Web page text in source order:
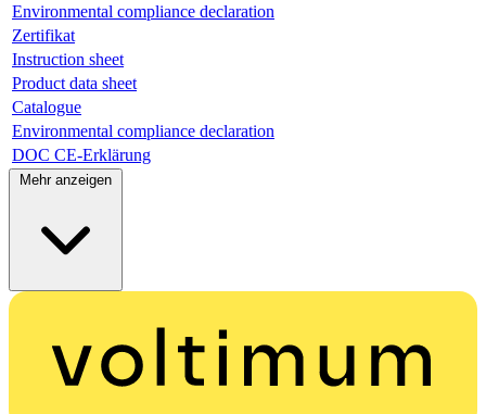
Environmental compliance declaration
Zertifikat
Instruction sheet
Product data sheet
Catalogue
Environmental compliance declaration
DOC CE-Erklärung
Mehr anzeigen